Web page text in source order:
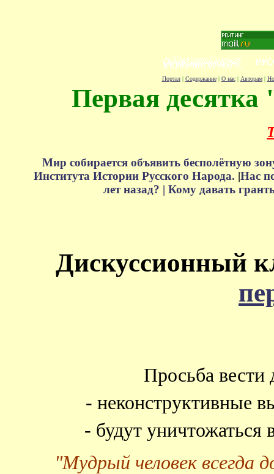
Портал| Содержание| О нас| Авторам|
Первая десятка
Мир собирается объявить бесполётную
Института Истории Русского Народа. |Нас
лет назад? | Кому давать
Дискуссионный
Просьба вести
- неконструктивные
- будут
"Мудрый человек всегда